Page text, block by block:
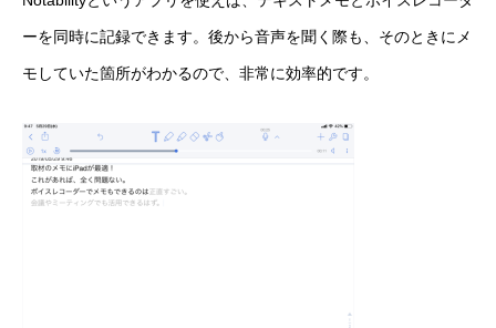
ーを同時に記録できます。後から音声を聞く際も、そのときにメ
モしていた箇所がわかるので、非常に効率的です。